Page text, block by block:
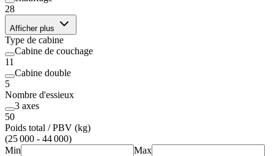
28
Afficher plus
Type de cabine
Cabine de couchage
11
Cabine double
5
Nombre d'essieux
3 axes
50
Poids total / PBV (kg)
(25 000 - 44 000)
Min
Max